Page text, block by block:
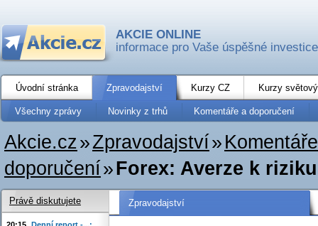
AKCIE ONLINE
informace pro Vaše úspěšné investice
Úvodní stránka Zpravodajství Kurzy CZ Kurzy
Všechny zprávy Novinky z trhů Komentáře a doporučení
Akcie.cz»Zpravodajství»
doporučení»Forex: Averze k
Zpravodajství
Právě diskutujete
20:15 Denní report -...: